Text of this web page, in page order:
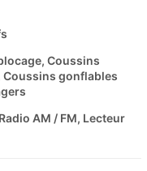
Coussins
gonflables
AM / FM, Lecteur